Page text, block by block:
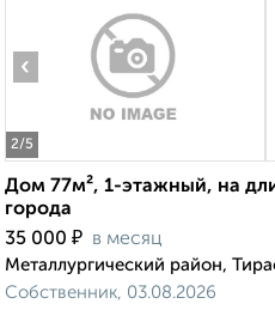
2/5
‹
Дом 77м², 1-этажный, на
города
35 000 ₽ в месяц
Металлургический район,
Собственник, 03.08.2026